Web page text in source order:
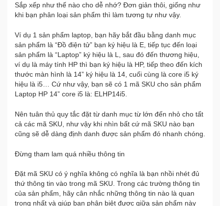
Sắp xếp như thế nào cho dễ nhớ? Đơn giản thôi, giống như
khi bạn phân loại sản phẩm thì làm tương tự như vậy.
Ví dụ 1 sản phẩm laptop, bạn hãy bắt đầu bằng danh mục
sản phẩm là “Đồ điện tử” bạn ký hiệu là E, tiếp tục đến loại
sản phẩm là “Laptop” ký hiệu là L, sau đó đến thương hiệu,
ví dụ là máy tính HP thì bạn ký hiệu là HP, tiếp theo đến kích
thước màn hình là 14” ký hiệu là 14, cuối cùng là core i5 ký
hiệu là i5… Cứ như vậy, bạn sẽ có 1 mã SKU cho sản phẩm
Laptop HP 14” core i5 là: ELHP14i5.
Nên tuân thủ quy tắc đặt từ danh mục từ lớn đến nhỏ cho tất
cả các mã SKU, như vậy khi nhìn bất cứ mã SKU nào bạn
cũng sẽ dễ dàng định danh được sản phẩm đó nhanh chóng.
Đừng tham lam quá nhiều thông tin
Đặt mã SKU có ý nghĩa không có nghĩa là bạn nhồi nhét đủ
thứ thông tin vào trong mã SKU. Trong các trường thông tin
của sản phẩm, hãy cân nhắc những thông tin nào là quan
trọng nhất và giúp bạn phân biệt được giữa sản phẩm này